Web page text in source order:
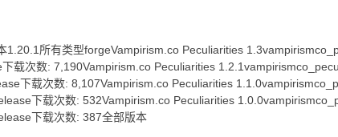
1.20.1所有类型forgeVampirism.co Peculiarities
载次数: 7,190Vampirism.co Peculiarities
下载次数: 8,107Vampirism.co Peculiarities
下载次数: 532Vampirism.co Peculiarities
下载次数: 387全部版本